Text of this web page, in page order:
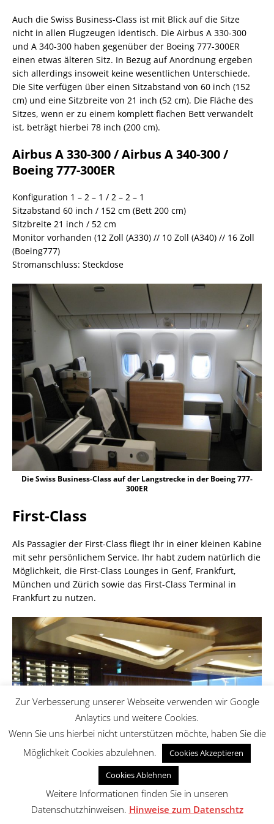
Auch die Swiss Business-Class ist mit Blick auf die Sitze
nicht in allen Flugzeugen identisch. Die Airbus A 330-300
und A 340-300 haben gegenüber der Boeing 777-300ER
einen etwas älteren Sitz. In Bezug auf Anordnung ergeben
sich allerdings insoweit keine wesentlichen Unterschiede.
Die Site verfügen über einen Sitzabstand von 60 inch (152
cm) und eine Sitzbreite von 21 inch (52 cm). Die Fläche des
Sitzes, wenn er zu einem komplett flachen Bett verwandelt
ist, beträgt hierbei 78 inch (200 cm).
Airbus A 330-300 / Airbus A 340-300 /
Boeing 777-300ER
Konfiguration 1 – 2 – 1 / 2 – 2 – 1
Sitzabstand 60 inch / 152 cm (Bett 200 cm)
Sitzbreite 21 inch / 52 cm
Monitor vorhanden (12 Zoll (A330) // 10 Zoll (A340) // 16 Zoll
(Boeing777)
Stromanschluss: Steckdose
Die Swiss Business-Class auf der Langstrecke in der Boeing 777-
300ER
First-Class
Als Passagier der First-Class fliegt Ihr in einer kleinen Kabine
mit sehr persönlichem Service. Ihr habt zudem natürlich die
Möglichkeit, die First-Class Lounges in Genf, Frankfurt,
München und Zürich sowie das First-Class Terminal in
Frankfurt zu nutzen.
Die First Class Lounge der Swiss in Terminal E für Gäste der Swiss
Zur Verbesserung unserer Webseite verwenden wir Google
Anlaytics und weitere Cookies.
Wenn Sie uns hierbei nicht unterstützen möchte, haben Sie die
Möglichkeit Cookies abzulehnen.
Cookies Akzeptieren
Cookies Ablehnen
Weitere Informationen finden Sie in unseren
Datenschutzhinweisen. Hinweise zum Datenschtz